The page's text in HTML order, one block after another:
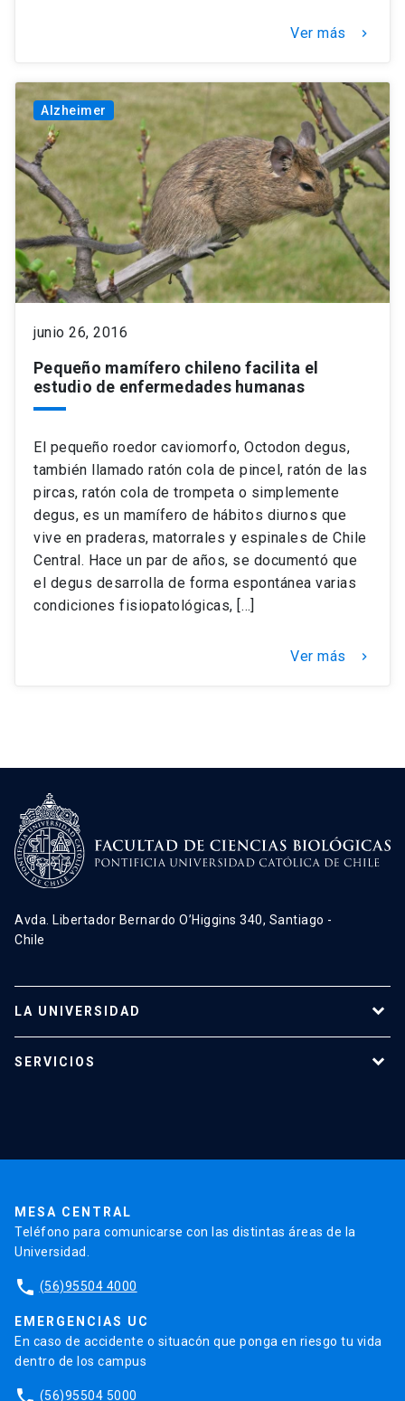
Ver más keyboard_arrow_right
Alzheimer
junio 26, 2016
Pequeño mamífero chileno facilita el
estudio de enfermedades humanas
El pequeño roedor caviomorfo, Octodon degus,
también llamado ratón cola de pincel, ratón de las
pircas, ratón cola de trompeta o simplemente
degus, es un mamífero de hábitos diurnos que
vive en praderas, matorrales y espinales de Chile
Central. Hace un par de años, se documentó que
el degus desarrolla de forma espontánea varias
condiciones fisiopatológicas, […]
Ver más keyboard_arrow_right
Avda. Libertador Bernardo O’Higgins 340, Santiago -
Chile
LA UNIVERSIDAD
SERVICIOS
MESA CENTRAL
Teléfono para comunicarse con las distintas áreas de la
Universidad.
phone (56)95504 4000
EMERGENCIAS UC
En caso de accidente o situacón que ponga en riesgo tu vida
dentro de los campus
(56)95504 5000